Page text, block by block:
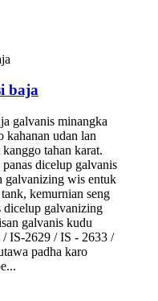
baja
galvanis minangka
kahanan udan lan
tahan karat.
dicelup galvanis
galvanizing wis entuk
kemurnian seng
dicelup galvanizing
galvanis kudu
IS-2629 / IS - 2633 /
padha karo